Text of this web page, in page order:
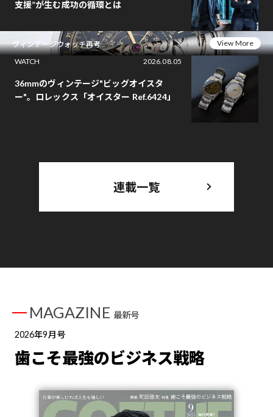
支援”が生む成功の循環とは
ヴィンテージウォッチ再考
View More
WATCH
2026.08.05
36mmのヴィンテージ"ビッグオイスタ
ー"。ロレックス「オイスター Ref.6424」
連載一覧
MAGAZINE 最新号
2026年9月号
歯こそ最強のビジネス戦略